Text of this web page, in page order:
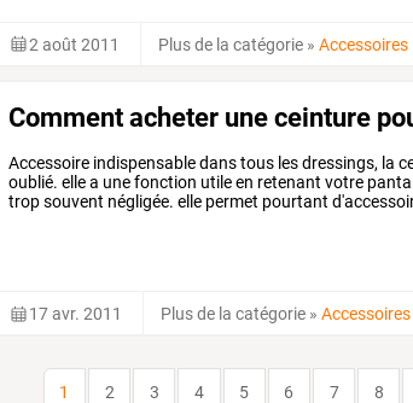
2 août 2011 Plus de la catégorie »Accessoires
Comment acheter une ceinture
Accessoire indispensable dans tous les dressings, la
oublié. elle a une fonction utile en retenant votre
trop souvent négligée. elle permet pourtant
17 avr. 2011 Plus de la catégorie »Accessoires
1 2 3 4 5 6 7 8